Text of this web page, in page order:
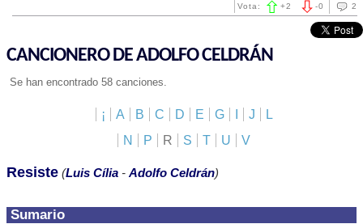
2
-0
Vota: +2
CANCIONERO DE ADOLFO CELDRÁN
Se han encontrado 58 canciones.
¡ A B C D E G J
L
N
P R S T U V
Sumario
Resiste (Luis Cília - Adolfo Celdrán)